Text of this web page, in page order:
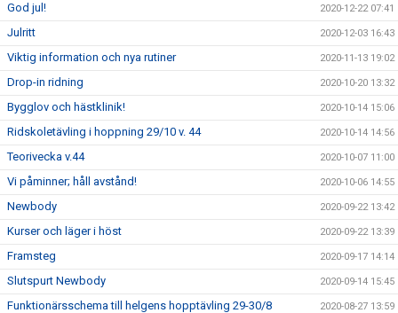
God jul! 2020-12-22 07:41
Julritt 2020-12-03 16:43
Viktig information och nya rutiner 2020-11-13 19:02
Drop-in ridning 2020-10-20 13:32
Bygglov och hästklinik! 2020-10-14 15:06
Ridskoletävling i hoppning 29/10 v. 44 2020-10-14 14:56
Teorivecka v.44 2020-10-07 11:00
Vi påminner; håll avstånd! 2020-10-06 14:55
Newbody 2020-09-22 13:42
Kurser och läger i höst 2020-09-22 13:39
Framsteg 2020-09-17 14:14
Slutspurt Newbody 2020-09-14 15:45
Funktionärsschema till helgens hopptävling 29-30/8 2020-08-27 13:59